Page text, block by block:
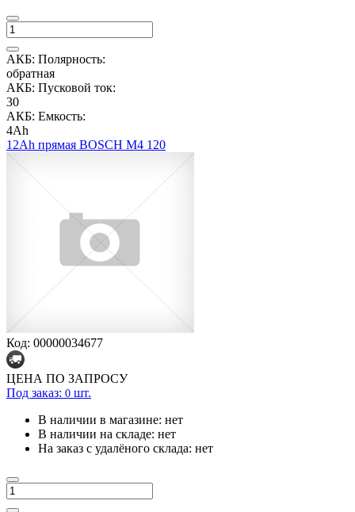
АКБ: Полярность:
обратная
АКБ: Пусковой ток:
30
АКБ: Емкость:
4Ah
12Ah прямая BOSCH M4 120
Код: 00000034677
ЦЕНА ПО ЗАПРОСУ
Под заказ: 0 шт.
В наличии в магазине: нет
В наличии на складе: нет
На заказ с удалёного склада: нет